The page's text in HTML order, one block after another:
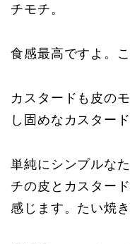
チモチ。
食感最高ですよ。
カスタードも皮の
し固めなカスター
単純にシンプルな
チの皮とカスター
感じます。たい焼